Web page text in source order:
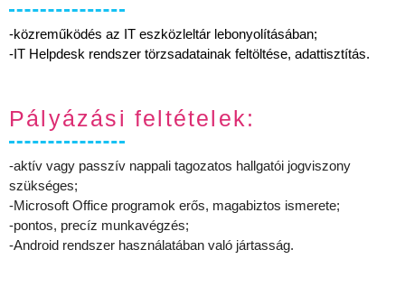
-közreműködés az IT eszközleltár lebonyolításában;
-IT Helpdesk rendszer törzsadatainak feltöltése, adattisztítás.
Pályázási feltételek:
-aktív vagy passzív nappali tagozatos hallgatói jogviszony
szükséges;
-Microsoft Office programok erős, magabiztos ismerete;
-pontos, precíz munkavégzés;
-Android rendszer használatában való jártasság.